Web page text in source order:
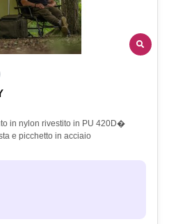
in nylon rivestito in PU 420D�
e picchetto in acciaio